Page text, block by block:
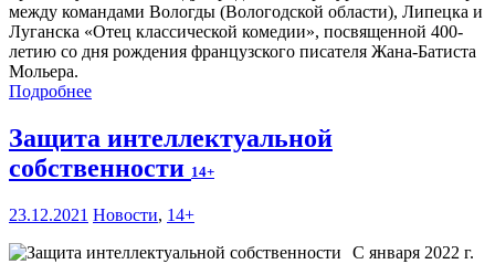
между командами Вологды (Вологодской области), Липецка и
Луганска «Отец классической комедии», посвященной 400-
летию со дня рождения французского писателя Жана-Батиста
Мольера.
Подробнее
Защита интеллектуальной
собственности 14+
23.12.2021 Новости, 14+
С января 2022 г.